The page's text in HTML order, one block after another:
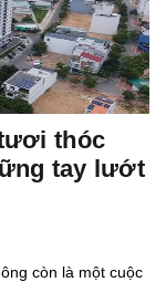
thóc
tay lướt
còn là một cuộc